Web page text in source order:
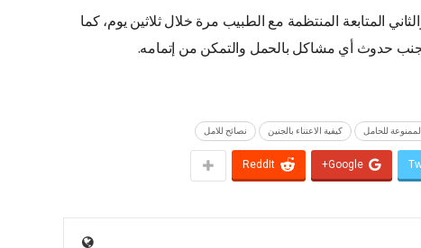
المتابعة المنتظمة مع الطبيب مرة خلال ثلاثين يوم، كما
لتجنب حدوث أي مشاكل بالحمل والتمكن من إتمامه.
للحامل كيفية الاعتناء بالجنين نصائح للامل
Google+
ReddIt